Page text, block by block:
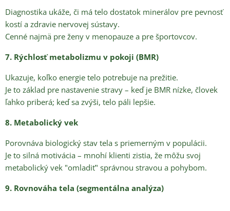
Diagnostika ukáže, či má telo dostatok minerálov pre pevnosť
kostí a zdravie nervovej sústavy.
Cenné najmä pre ženy v menopauze a pre športovcov.
7. Rýchlosť metabolizmu v pokoji (BMR)
Ukazuje, koľko energie telo potrebuje na prežitie.
Je to základ pre nastavenie stravy – keď je BMR nízke, človek
ľahko priberá; keď sa zvýši, telo páli lepšie.
8. Metabolický vek
Porovnáva biologický stav tela s priemerným v populácii.
Je to silná motivácia – mnohí klienti zistia, že môžu svoj
metabolický vek "omladiť" správnou stravou a pohybom.
9. Rovnováha tela (segmentálna analýza)